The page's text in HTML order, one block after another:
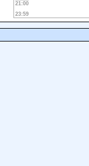
21:00
23:59